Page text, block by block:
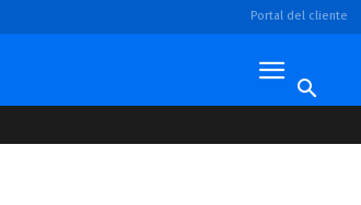
Portal del cliente